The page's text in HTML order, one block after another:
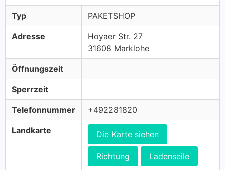
Typ PAKETSHOP
Adresse
Hoyaer Str. 27
31608 Marklohe
Öffnungszeit
Sperrzeit
Telefonnummer +492281820
Landkarte Die Karte siehen
Richtung Ladenseile